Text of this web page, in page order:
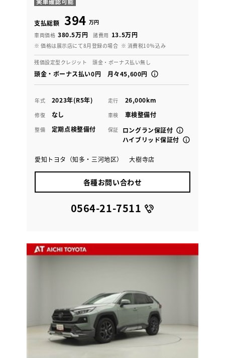
支払総額 394 万円
車両価格 380.5万円 諸費用 13.5万円
※ 価格は展示店にて8月登録の場合 ※ 消費税10％込み
残価設定型クレジット 頭金・ボーナス払い無し
頭金・ボーナス払い0円 月々45,600円
年式 2023年(R5年) 走行 26,000km
修復 なし 車検 車検整備付
整備 定期点検整備付 保証
ロングラン保証付
ハイブリッド保証付
愛知トヨタ（知多・三河地区） 大樹寺店
各種お問い合わせ
0564-21-7511